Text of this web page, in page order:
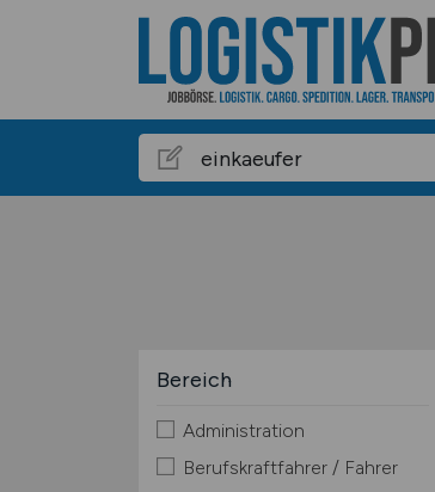
Bereich
Administration
Berufskraftfahrer / Fahrer